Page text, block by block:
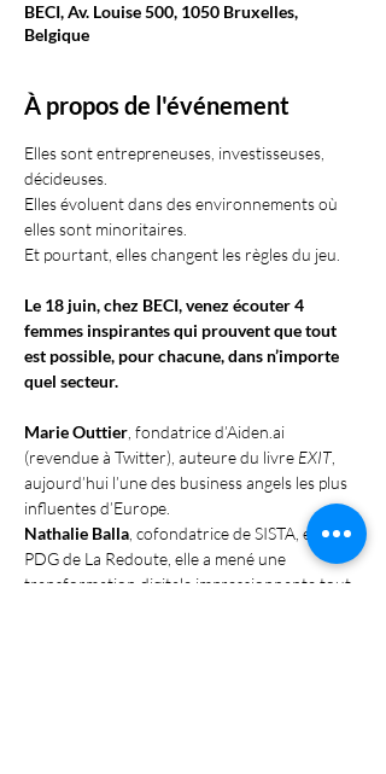
BECI, Av. Louise 500, 1050 Bruxelles,
Belgique
À propos de l'événement
Elles sont entrepreneuses, investisseuses,
décideuses.
Elles évoluent dans des environnements où
elles sont minoritaires.
Et pourtant, elles changent les règles du jeu.
Le 18 juin, chez BECI, venez écouter 4
femmes inspirantes qui prouvent que tout
est possible, pour chacune, dans n’importe
quel secteur.
Marie Outtier , fondatrice d’Aiden.ai
(revendue à Twitter), auteure du livre EXIT
aujourd’hui l’une des business angels les plus
influentes d’Europe.
Nathalie Balla , cofondatrice de SISTA, ex-
PDG de La Redoute, elle a mené une
transformation digitale impressionnante tout